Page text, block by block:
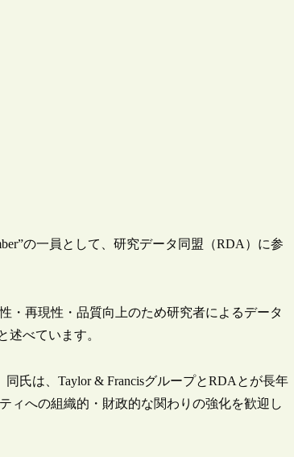
の一員として、研究データ同盟（RDA）に参
・再現性・品質向上のため研究者によるデータ
べています。
氏は、Taylor & FrancisグループとRDAとが長年
ィへの組織的・財政的な関わりの強化を歓迎し